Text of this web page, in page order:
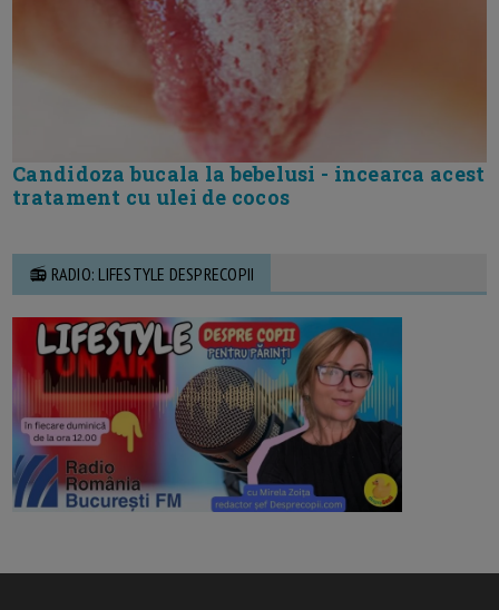
Candidoza bucala la bebelusi - incearca acest
tratament cu ulei de cocos
📻 RADIO: LIFESTYLE DESPRECOPII